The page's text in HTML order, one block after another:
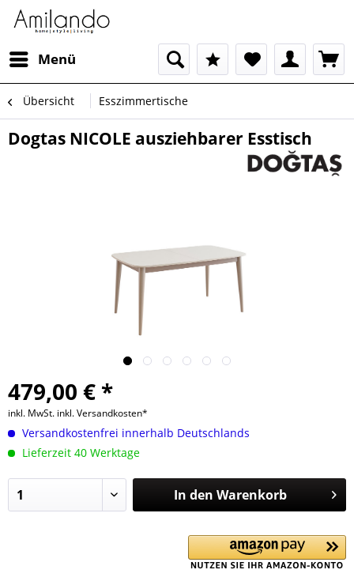
Menü
Übersicht Esszimmertische
Dogtas NICOLE ausziehbarer Esstisch
479,00 € *
inkl. MwSt. inkl. Versandkosten*
Versandkostenfrei innerhalb Deutschlands
Lieferzeit 40 Werktage
In den Warenkorb